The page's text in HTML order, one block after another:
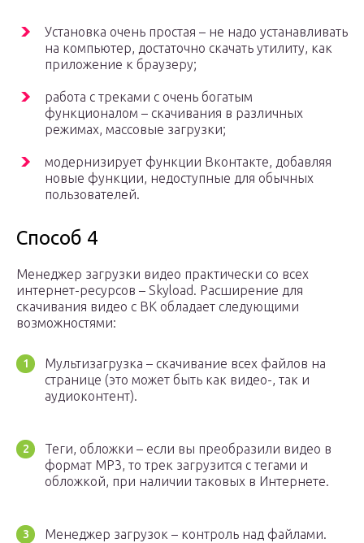
Установка очень простая – не надо устанавливать
на компьютер, достаточно скачать утилиту, как
приложение к браузеру;
работа с треками с очень богатым
функционалом – скачивания в различных
режимах, массовые загрузки;
модернизирует функции Вконтакте, добавляя
новые функции, недоступные для обычных
пользователей.
Способ 4
Менеджер загрузки видео практически со всех
интернет-ресурсов – Skyload. Расширение для
скачивания видео с ВК обладает следующими
возможностями:
Мультизагрузка – скачивание всех файлов на
странице (это может быть как видео-, так и
аудиоконтент).
Теги, обложки – если вы преобразили видео в
формат MP3, то трек загрузится с тегами и
обложкой, при наличии таковых в Интернете.
Менеджер загрузок – контроль над файлами.